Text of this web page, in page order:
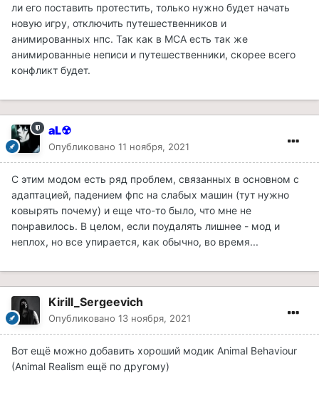
ли его поставить протестить, только нужно будет начать
новую игру, отключить путешественников и
анимированных нпс. Так как в MCA есть так же
анимированные неписи и путешественники, скорее всего
конфликт будет.
aL☢
Опубликовано 11 ноября, 2021
С этим модом есть ряд проблем, связанных в основном с
адаптацией, падением фпс на слабых машин (тут нужно
ковырять почему) и еще что-то было, что мне не
понравилось. В целом, если поудалять лишнее - мод и
неплох, но все упирается, как обычно, во время...
Kirill_Sergeevich
Опубликовано 13 ноября, 2021
Вот ещё можно добавить хороший модик Animal Behaviour
(Animal Realism ещё по другому)